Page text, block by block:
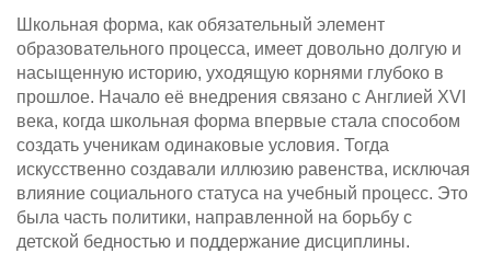
Школьная форма, как обязательный элемент
образовательного процесса, имеет довольно долгую и
насыщенную историю, уходящую корнями глубоко в
прошлое. Начало её внедрения связано с Англией XVI
века, когда школьная форма впервые стала способом
создать ученикам одинаковые условия. Тогда
искусственно создавали иллюзию равенства, исключая
влияние социального статуса на учебный процесс. Это
была часть политики, направленной на борьбу с
детской бедностью и поддержание дисциплины.